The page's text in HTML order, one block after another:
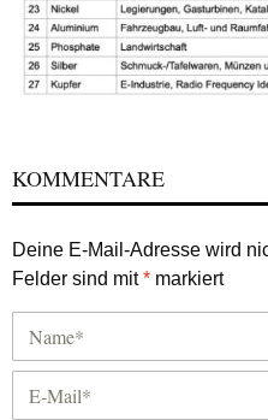
KOMMENTARE
Deine E-Mail-Adresse wird
Felder sind mit* markiert